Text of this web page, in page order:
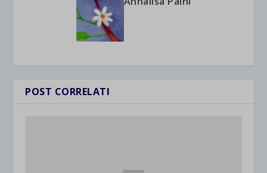
POST CORRELATI